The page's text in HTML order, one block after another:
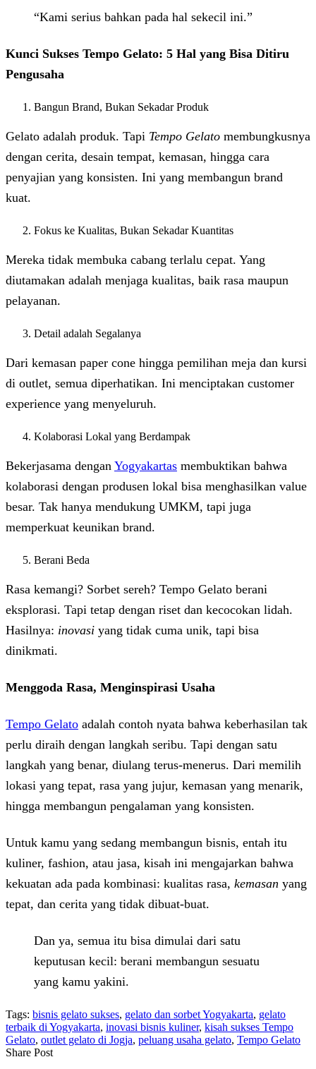
“Kami serius bahkan pada hal sekecil ini.”
Kunci Sukses Tempo Gelato: 5 Hal yang Bisa Ditiru
Pengusaha
Bangun Brand, Bukan Sekadar Produk
Gelato adalah produk. Tapi Tempo Gelato membungkusnya
dengan cerita, desain tempat, kemasan, hingga cara
penyajian yang konsisten. Ini yang membangun brand
kuat.
Fokus ke Kualitas, Bukan Sekadar Kuantitas
Mereka tidak membuka cabang terlalu cepat. Yang
diutamakan adalah menjaga kualitas, baik rasa maupun
pelayanan.
Detail adalah Segalanya
Dari kemasan paper cone hingga pemilihan meja dan kursi
di outlet, semua diperhatikan. Ini menciptakan customer
experience yang menyeluruh.
Kolaborasi Lokal yang Berdampak
Bekerjasama dengan Yogyakartas membuktikan bahwa
kolaborasi dengan produsen lokal bisa menghasilkan value
besar. Tak hanya mendukung UMKM, tapi juga
memperkuat keunikan brand.
Berani Beda
Rasa kemangi? Sorbet sereh? Tempo Gelato berani
eksplorasi. Tapi tetap dengan riset dan kecocokan lidah.
Hasilnya: inovasi yang tidak cuma unik, tapi bisa
dinikmati.
Menggoda Rasa, Menginspirasi Usaha
Tempo Gelato adalah contoh nyata bahwa keberhasilan tak
perlu diraih dengan langkah seribu. Tapi dengan satu
langkah yang benar, diulang terus-menerus. Dari memilih
lokasi yang tepat, rasa yang jujur, kemasan yang menarik,
hingga membangun pengalaman yang konsisten.
Untuk kamu yang sedang membangun bisnis, entah itu
kuliner, fashion, atau jasa, kisah ini mengajarkan bahwa
kekuatan ada pada kombinasi: kualitas rasa, kemasan yang
tepat, dan cerita yang tidak dibuat-buat.
Dan ya, semua itu bisa dimulai dari satu
keputusan kecil: berani membangun sesuatu
yang kamu yakini.
Tags: bisnis gelato sukses, gelato dan sorbet Yogyakarta, gelato
terbaik di Yogyakarta, inovasi bisnis kuliner, kisah sukses Tempo
Gelato, outlet gelato di Jogja, peluang usaha gelato, Tempo Gelato
Share Post